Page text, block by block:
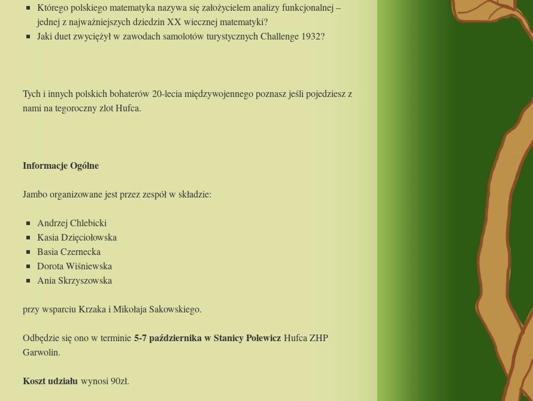
Którego polskiego matematyka nazywa się założycielem analizy funkcjonalnej –
jednej z najważniejszych dziedzin XX wiecznej matematyki?
Jaki duet zwyciężył w zawodach samolotów turystycznych Challenge 1932?
Tych i innych polskich bohaterów 20-lecia międzywojennego poznasz jeśli pojedziesz z
nami na tegoroczny zlot Hufca.
Informacje Ogólne
Jambo organizowane jest przez zespół w składzie:
Andrzej Chlebicki
Kasia Dzięciołowska
Basia Czernecka
Dorota Wiśniewska
Ania Skrzyszowska
przy wsparciu Krzaka i Mikołaja Sakowskiego.
Odbędzie się ono w terminie 5-7 października w Stanicy Polewicz Hufca ZHP
Garwolin.
Koszt udziału wynosi 90zł.